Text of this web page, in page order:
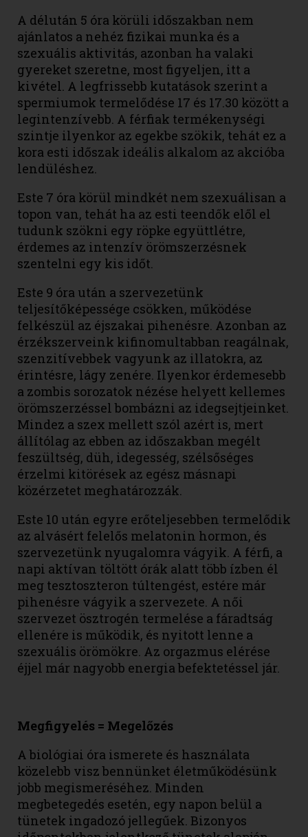
A délután 5 óra körüli időszakban nem
ajánlatos a nehéz fizikai munka és a
szexuális aktivitás, azonban ha valaki
gyereket szeretne, most figyeljen, itt a
kivétel. A legfrissebb kutatások szerint a
spermiumok termelődése 17 és 17.30 között a
legintenzívebb. A férfiak termékenységi
szintje ilyenkor az egekbe szökik, tehát ez a
kora esti időszak ideális alkalom az akcióba
lendüléshez.
Este 7 óra körül mindkét nem szexuálisan a
topon van, tehát ha az esti teendők elől el
tudunk szökni egy röpke együttlétre,
érdemes az intenzív örömszerzésnek
szentelni egy kis időt.
Este 9 óra után a szervezetünk
teljesítőképessége csökken, működése
felkészül az éjszakai pihenésre. Azonban az
érzékszerveink kifinomultabban reagálnak,
szenzitívebbek vagyunk az illatokra, az
érintésre, lágy zenére. Ilyenkor érdemesebb
a zombis sorozatok nézése helyett kellemes
örömszerzéssel bombázni az idegsejtjeinket.
Mindez a szex mellett szól azért is, mert
állítólag az ebben az időszakban megélt
feszültség, düh, idegesség, szélsőséges
érzelmi kitörések az egész másnapi
közérzetet meghatározzák.
Este 10 után egyre erőteljesebben termelődik
az alvásért felelős melatonin hormon, és
szervezetünk nyugalomra vágyik. A férfi, a
napi aktívan töltött órák alatt több ízben él
meg tesztoszteron túltengést, estére már
pihenésre vágyik a szervezete. A női
szervezet ösztrogén termelése a fáradtság
ellenére is működik, és nyitott lenne a
szexuális örömökre. Az orgazmus elérése
éjjel már nagyobb energia befektetéssel jár.
Megfigyelés = Megelőzés
A biológiai óra ismerete és használata
közelebb visz bennünket életműködésünk
jobb megismeréséhez. Minden
megbetegedés esetén, egy napon belül a
tünetek ingadozó jellegűek. Bizonyos